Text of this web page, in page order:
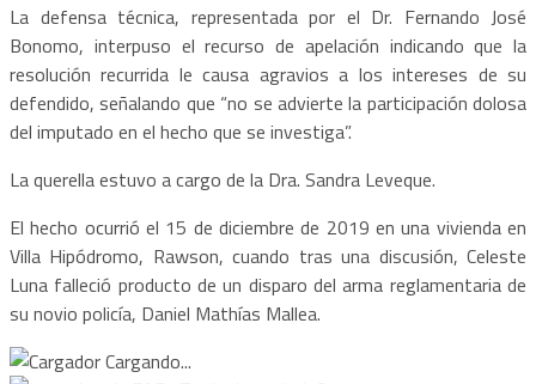
La defensa técnica, representada por el Dr. Fernando José
Bonomo, interpuso el recurso de apelación indicando que la
resolución recurrida le causa agravios a los intereses de su
defendido, señalando que “no se advierte la participación dolosa
del imputado en el hecho que se investiga”.
La querella estuvo a cargo de la Dra. Sandra Leveque.
El hecho ocurrió el 15 de diciembre de 2019 en una vivienda en
Villa Hipódromo, Rawson, cuando tras una discusión, Celeste
Luna falleció producto de un disparo del arma reglamentaria de
su novio policía, Daniel Mathías Mallea.
Cargando...